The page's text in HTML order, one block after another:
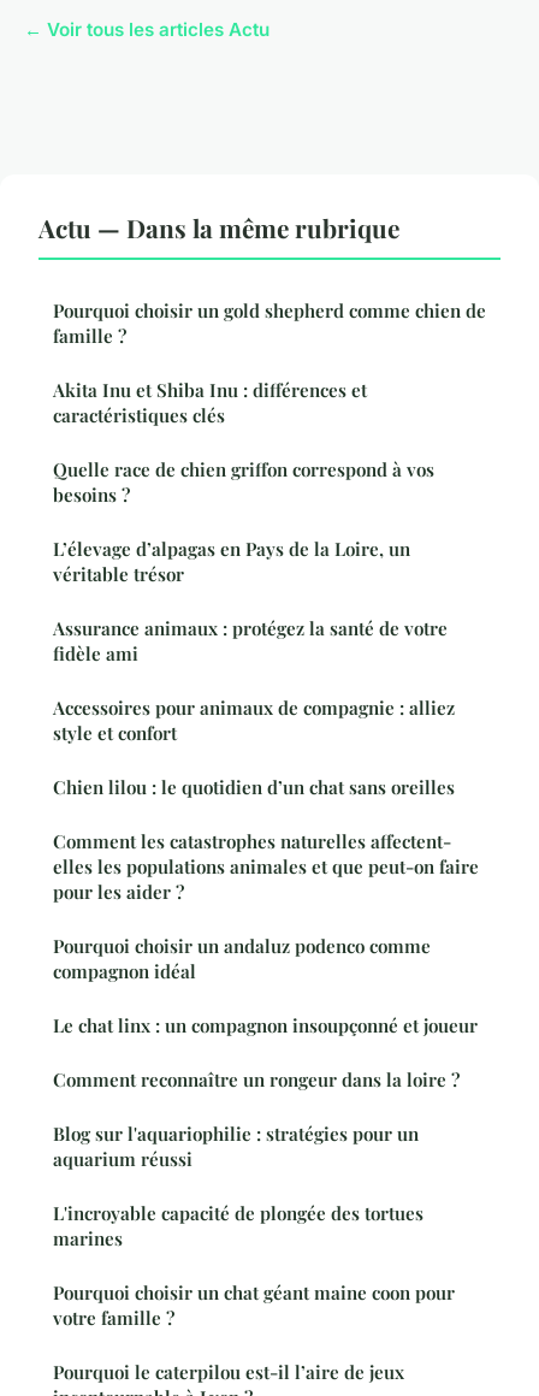
← Voir tous les articles Actu
Actu — Dans la même rubrique
Pourquoi choisir un gold shepherd comme chien de
famille ?
Akita Inu et Shiba Inu : différences et
caractéristiques clés
Quelle race de chien griffon correspond à vos
besoins ?
L’élevage d’alpagas en Pays de la Loire, un
véritable trésor
Assurance animaux : protégez la santé de votre
fidèle ami
Accessoires pour animaux de compagnie : alliez
style et confort
Chien lilou : le quotidien d’un chat sans oreilles
Comment les catastrophes naturelles affectent-
elles les populations animales et que peut-on faire
pour les aider ?
Pourquoi choisir un andaluz podenco comme
compagnon idéal
Le chat linx : un compagnon insoupçonné et joueur
Comment reconnaître un rongeur dans la loire ?
Blog sur l'aquariophilie : stratégies pour un
aquarium réussi
L'incroyable capacité de plongée des tortues
marines
Pourquoi choisir un chat géant maine coon pour
votre famille ?
Pourquoi le caterpilou est-il l’aire de jeux